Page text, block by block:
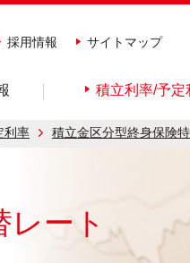
採用情報 サイトマップ
積立利率/予定
利率 積立金区分型終身保険
ート